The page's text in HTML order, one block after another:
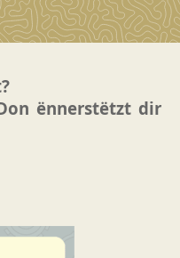
ënnerstëtzt dir